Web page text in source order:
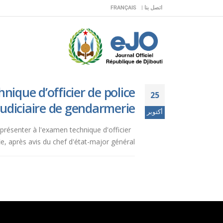
اتصل بنا | FRANÇAIS
25
أكتوبر
d’officier de police
de gendarmerie.
à l'examen technique d'officier
avis du chef d'état-major général...